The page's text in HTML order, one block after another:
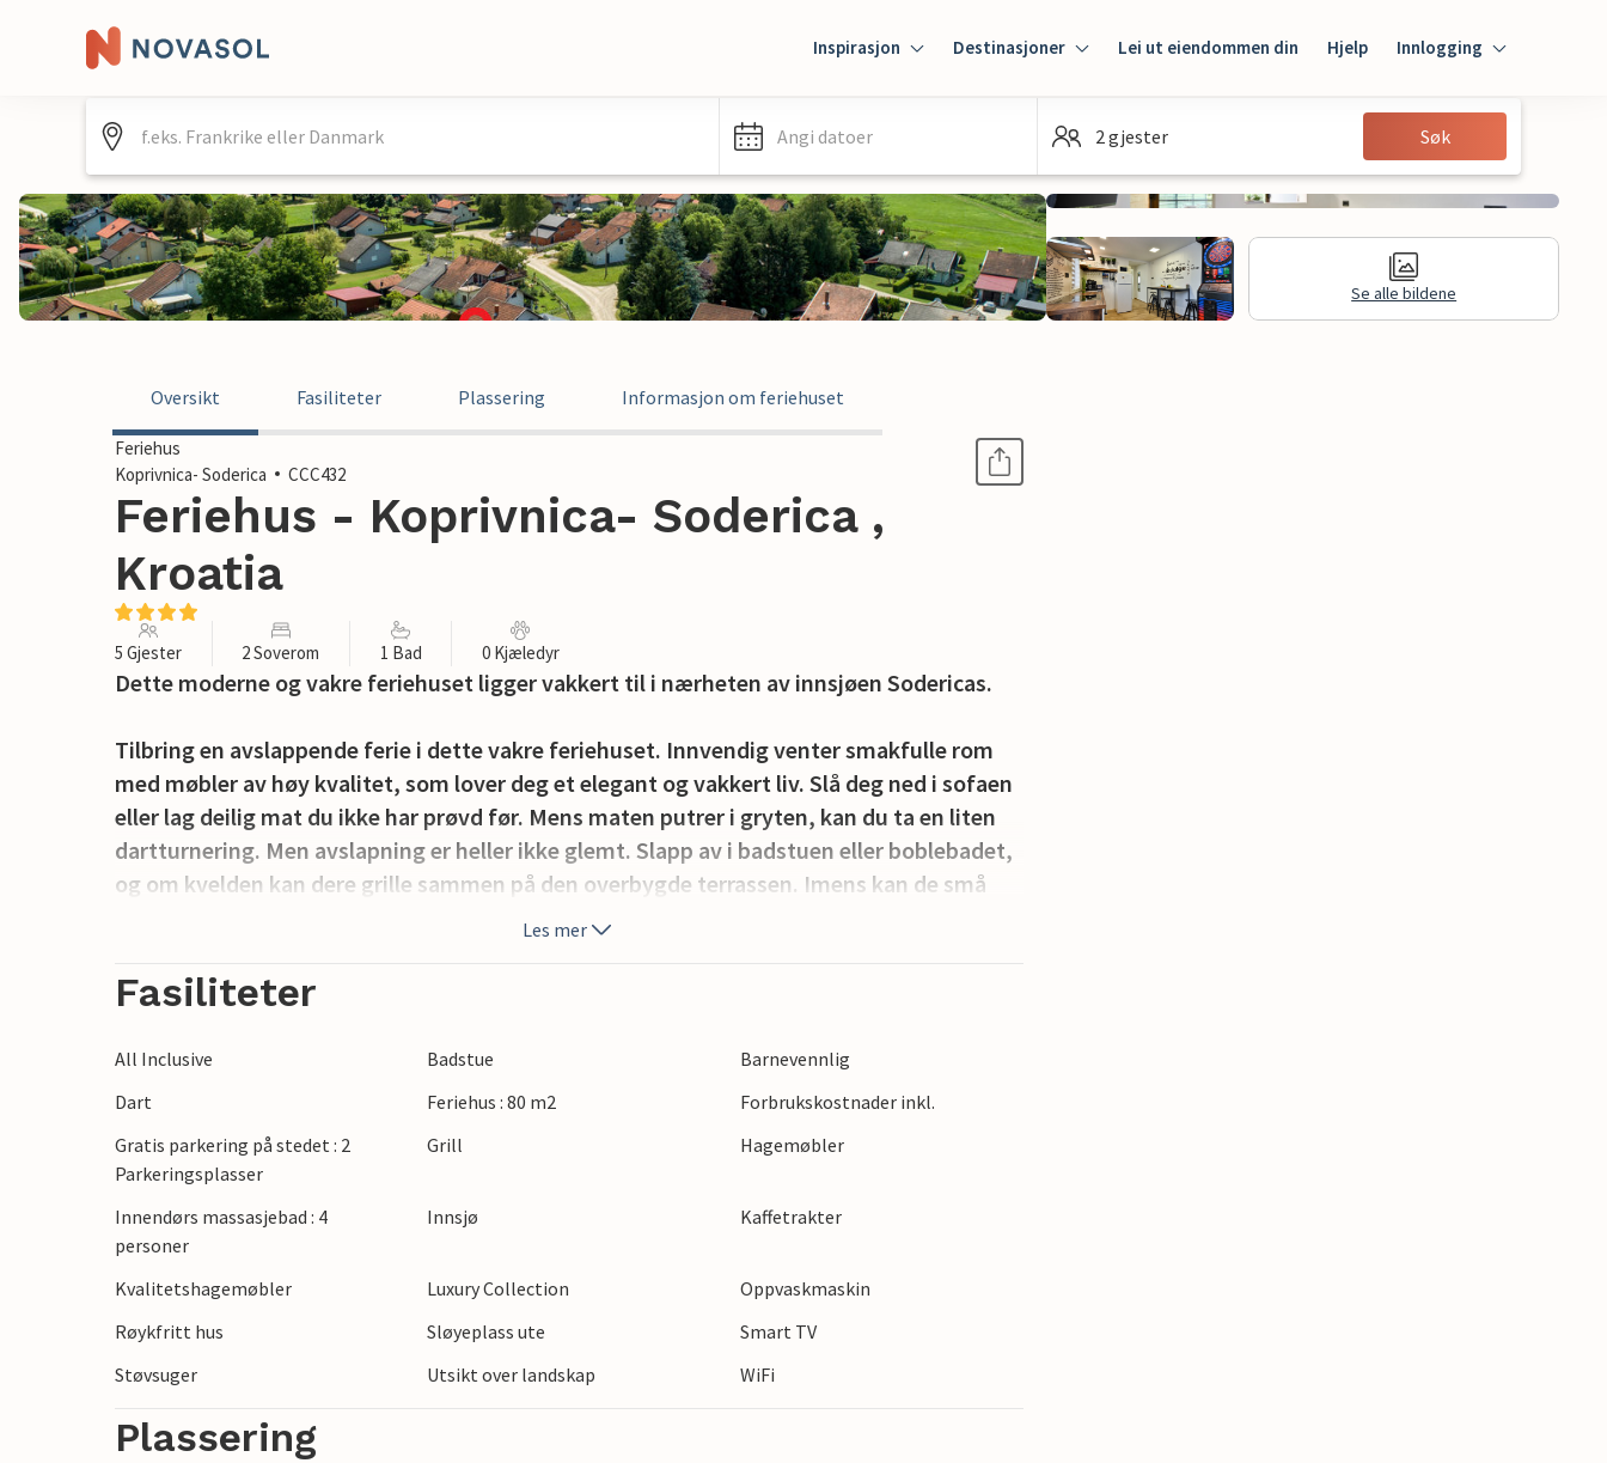
Inspirasjon Destinasjoner Lei ut eiendommen din Hjelp Innlogging
Innlogging
Gjest
Angi datoer 2 gjester Søk
Se alle bildene
Oversikt Fasiliteter Plassering Informasjon om feriehuset
Feriehus
Koprivnica- Soderica
CCC432
Feriehus - Koprivnica- Soderica ,
Kroatia
5 Gjester 2 Soverom 1 Bad 0 Kjæledyr
Dette moderne og vakre feriehuset ligger vakkert til i nærheten av innsjøen Sodericas.
Tilbring en avslappende ferie i dette vakre feriehuset. Innvendig venter smakfulle rom
med møbler av høy kvalitet, som lover deg et elegant og vakkert liv. Slå deg ned i sofaen
eller lag deilig mat du ikke har prøvd før. Mens maten putrer i gryten, kan du ta en liten
dartturnering. Men avslapning er heller ikke glemt. Slapp av i badstuen eller boblebadet,
og om kvelden kan dere grille sammen på den overbygde terrassen. Imens kan de små
vannet. Lei en båt og utforsk innsjøen og de små øyene. Ta også med deg fiskestengene
vann og grenseelven Drava, og slapp av med fotturer og sykkelturer!
Les mer
Fasiliteter
All Inclusive Badstue
Barnevennlig
Dart
Feriehus : 80 m2
Forbrukskostnader inkl.
Gratis parkering på stedet : 2
Parkeringsplasser
Grill Hagemøbler
Innendørs massasjebad : 4
personer
Innsjø Kaffetrakter
Kvalitetshagemøbler Luxury Collection
Oppvaskmaskin
Røykfritt hus
Sløyeplass ute
Smart TV
Støvsuger
Utsikt over landskap WiFi
Plassering